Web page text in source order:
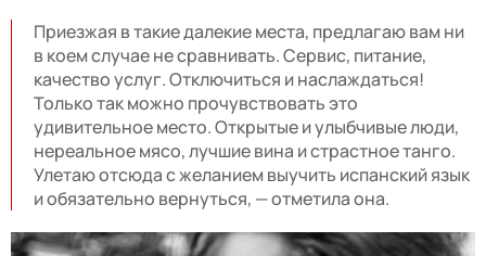
Приезжая в такие далекие места, предлагаю вам ни
в коем случае не сравнивать. Сервис, питание,
качество услуг. Отключиться и наслаждаться!
Только так можно прочувствовать это
удивительное место. Открытые и улыбчивые люди,
нереальное мясо, лучшие вина и страстное танго.
Улетаю отсюда с желанием выучить испанский язык
и обязательно вернуться, — отметила она.